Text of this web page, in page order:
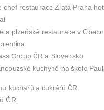
restaurace Zlatá Praha
a plzeňské restaurace v
Group ČR a Slovensko
kuchyně na škole
kuchařů a cukrářů ČR.
ČR.